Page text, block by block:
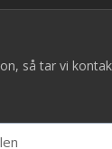
så tar vi